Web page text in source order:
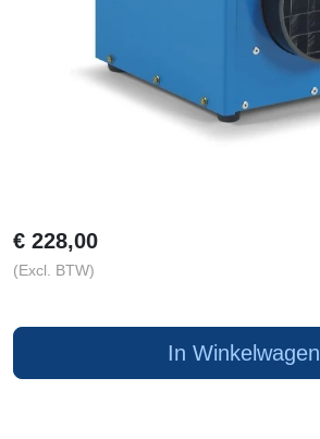
€ 228,00
(Excl. BTW)
In Winkelwagen